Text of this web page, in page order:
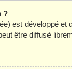
?
est développé et
être diffusé